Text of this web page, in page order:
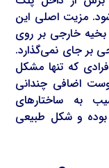
مزیت اصلی این
خارجی بر روی
بر جای نمی‌گذارد.
که تنها مشکل
اضافی چندانی
به ساختارهای
بوده و شکل طبیعی